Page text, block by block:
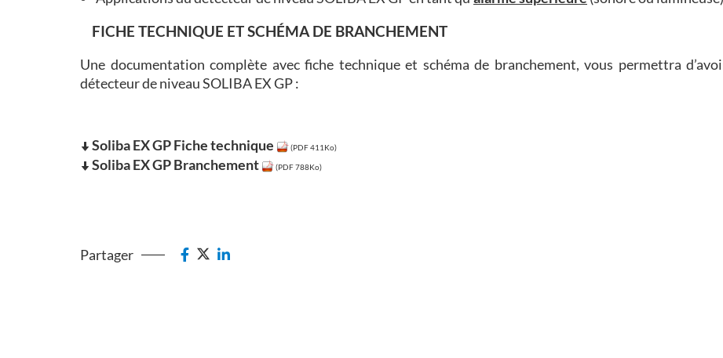
FICHE TECHNIQUE ET SCHÉMA DE BRANCHEMENT
Une documentation complète avec fiche technique et schéma de branchement, vous permettra
détecteur de niveau SOLIBA EX GP :
Soliba EX GP Fiche technique (PDF 411Ko)
Soliba EX GP Branchement (PDF 788Ko)
Partager